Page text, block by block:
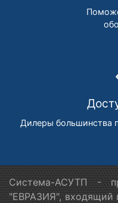
Дилеры большинства
Система-АСУТП -
"ЕВРАЗИЯ", входящий